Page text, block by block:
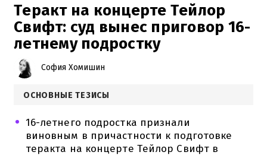
Теракт на концерте Тейлор
Свифт: суд вынес приговор 16-
летнему подростку
София Хомишин
ОСНОВНЫЕ ТЕЗИСЫ
16-летнего подростка признали
виновным в причастности к подготовке
теракта на концерте Тейлор Свифт в